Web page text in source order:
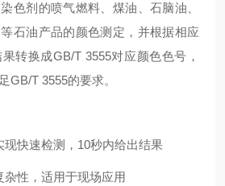
色剂的喷气燃料、煤油、石脑油、
石油产品的颜色测定，并根据相应
转换成GB/T 3555对应颜色色号，
GB/T 3555的要求。
现快速检测，10秒内给出结果
性，适用于现场应用